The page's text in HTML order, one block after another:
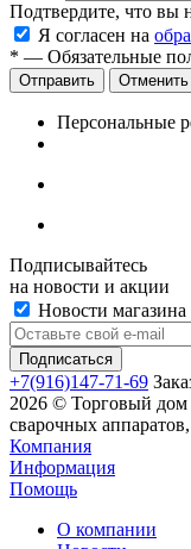
Подтвердите, что вы
Я согласен на
* — Обязательные
Отменить
Персональные
Подписывайтесь
на новости и акции
Новости магазина
+7(916)147-71-69
2026 © Торговый
сварочных
Компания
Информация
Помощь
О компании